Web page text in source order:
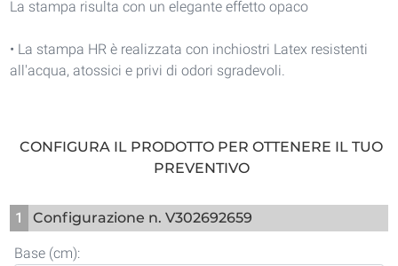
La stampa risulta con un elegante effetto opaco
• La stampa HR è realizzata con inchiostri Latex resistenti
all'acqua, atossici e privi di odori sgradevoli.
CONFIGURA IL PRODOTTO PER OTTENERE IL TUO
PREVENTIVO
1 Configurazione n. V302692659
Base (cm):